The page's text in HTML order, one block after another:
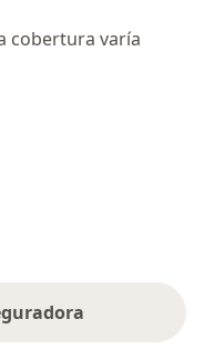
cobertura varía